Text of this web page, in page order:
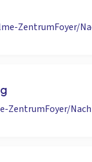
ZentrumFoyer/
ZentrumFoyer/